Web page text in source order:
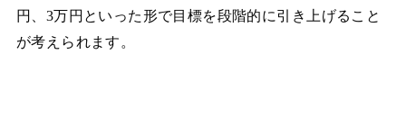
円、3万円といった形で目標を段階的に引き上げること
が考えられます。